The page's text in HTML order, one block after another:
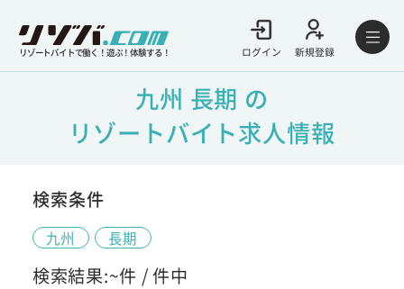
リゾートバイトで働く！遊ぶ！体験する！ ログイン 新規登録
九州 長期 の
リゾートバイト求人情報
検索条件
九州 長期
検索結果:~件 /件中